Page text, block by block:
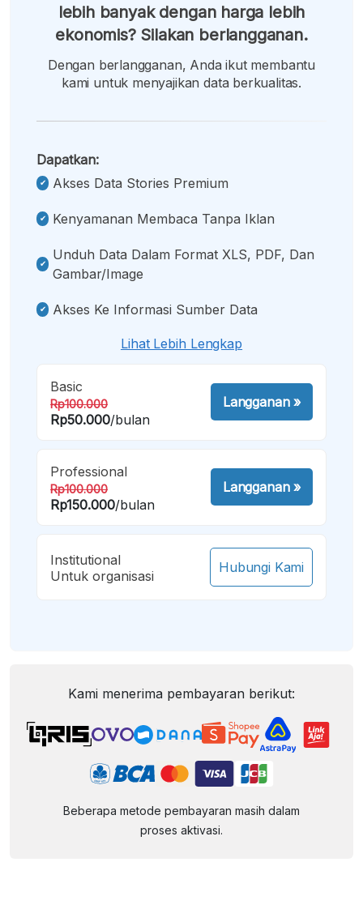
lebih banyak dengan harga lebih
ekonomis? Silakan berlangganan.
Dengan berlangganan, Anda ikut membantu
kami untuk menyajikan data berkualitas.
Dapatkan:
Akses Data Stories Premium
Kenyamanan Membaca Tanpa Iklan
Unduh Data Dalam Format XLS, PDF, Dan
Gambar/image
Akses Ke Informasi Sumber Data
Lihat Lebih Lengkap
Basic
Rp100.000
Rp50.000/bulan
Langganan»
Professional
Rp100.000
Rp150.000/bulan
Langganan»
Institutional
Untuk organisasi
Hubungi Kami
Kami menerima pembayaran berikut:
Beberapa metode pembayaran masih dalam
proses aktivasi.